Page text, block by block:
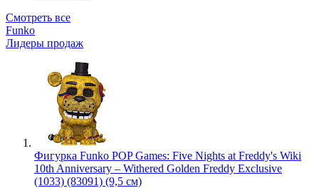
Смотреть все
Funko
Лидеры продаж
Фигурка Funko POP Games: Five Nights at Freddy's Wiki
10th Anniversary – Withered Golden Freddy Exclusive
(1033) (83091) (9,5 см)